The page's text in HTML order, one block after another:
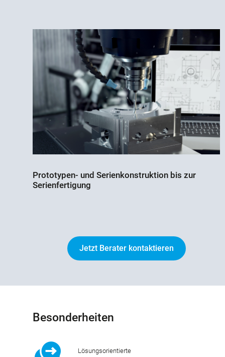
Prototypen- und Serienkonstruktion bis zur
Serienfertigung
Jetzt Berater kontaktieren
Besonderheiten
Lösungsorientierte